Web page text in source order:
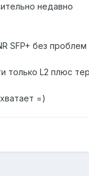
недавно
SFP+ без проблем
только L2 плюс
=)